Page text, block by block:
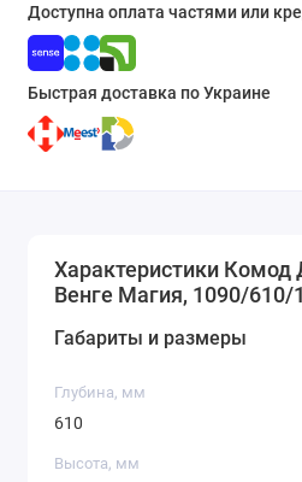
Доступна оплата частями или
Быстрая доставка по Украине
Характеристики
Венге Магия, 1090/610/
Габариты и размеры
Глубина, мм
610
Высота, мм